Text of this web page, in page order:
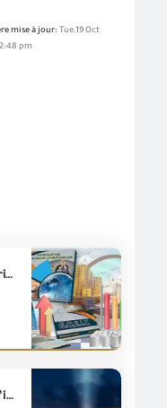
mise à jour: Tue,19 Oct
pm
Bulletin économique du premier trimestre 2022
L’ingégnieur \ Essam El-Naggar : L’inauguration du Grand Musée égyptien est un céléberation de mariage national qui incarne la grandeur et la civilisation de l’Égypte